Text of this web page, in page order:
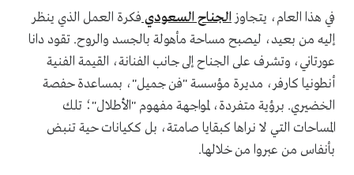
في هذا العام، يتجاوزالجناح السعوديفكرة العمل الذي ينظر
إليه من بعيد، ليصبح مساحة مأهولة بالجسد والروح. تقود دانا
عورتاني، وتشرف على الجناح إلى جانب الفنانة، القيمة الفنية
أنطونيا كارفر، مديرة مؤسسة "فن جميل"، بمساعدة حفصة
الخضيري. برؤية متفردة، لمواجهة مفهوم "الأطلال"؛ تلك
المساحات التي لا نراها كبقايا صامتة، بل ككيانات حية تنبض
بأنفاس من عبروا من خلالها.